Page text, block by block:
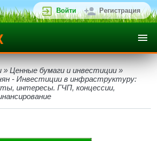
Войти Регистрация
» Ценные бумаги и инвестиции »
- Инвестиции в инфраструктуру:
интересы. ГЧП, концессии,